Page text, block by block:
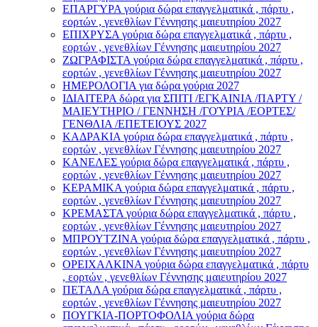
ΕΠΑΡΓΥΡΑ γούρια δώρα επαγγελματικά , πάρτυ ,
εορτών , γενεθλίων Γέννησης μαιευτηρίου 2027
ΕΠΙΧΡΥΣΑ γούρια δώρα επαγγελματικά , πάρτυ ,
εορτών , γενεθλίων Γέννησης μαιευτηρίου 2027
ΖΩΓΡΑΦΙΣΤΑ γούρια δώρα επαγγελματικά , πάρτυ ,
εορτών , γενεθλίων Γέννησης μαιευτηρίου 2027
ΗΜΕΡΟΛΟΓΙΑ για δώρα γούρια 2027
ΙΔΙΑΙΤΕΡΑ δώρα για ΣΠΙΤΙ /ΕΓΚΑΙΝΙΑ /ΠΑΡΤΥ /
ΜΑΙΕΥΤΗΡΙΟ / ΓΕΝΝΗΣΗ /ΓΟΎΡΙΑ /ΕΟΡΤΕΣ/
ΓΕΝΘΛΙΑ /ΕΠΕΤΕΙΟΥΣ 2027
ΚΑΔΡΑΚΙΑ γούρια δώρα επαγγελματικά , πάρτυ ,
εορτών , γενεθλίων Γέννησης μαιευτηρίου 2027
ΚΑΝΕΛΕΣ γούρια δώρα επαγγελματικά , πάρτυ ,
εορτών , γενεθλίων Γέννησης μαιευτηρίου 2027
ΚΕΡΑΜΙΚΑ γούρια δώρα επαγγελματικά , πάρτυ ,
εορτών , γενεθλίων Γέννησης μαιευτηρίου 2027
ΚΡΕΜΑΣΤΑ γούρια δώρα επαγγελματικά , πάρτυ ,
εορτών , γενεθλίων Γέννησης μαιευτηρίου 2027
ΜΠΡΟΥΤΖΙΝΑ γούρια δώρα επαγγελματικά , πάρτυ ,
εορτών , γενεθλίων Γέννησης μαιευτηρίου 2027
ΟΡΕΙΧΑΛΚΙΝΑ γούρια δώρα επαγγελματικά , πάρτυ
, εορτών , γενεθλίων Γέννησης μαιευτηρίου 2027
ΠΕΤΑΛΑ γούρια δώρα επαγγελματικά , πάρτυ ,
εορτών , γενεθλίων Γέννησης μαιευτηρίου 2027
ΠΟΥΓΚΙΑ-ΠΟΡΤΟΦΟΛΙΑ γούρια δώρα